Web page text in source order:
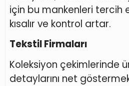
için bu mankenleri tercih
kısalır ve kontrol artar.
Tekstil Firmaları
Koleksiyon çekimlerinde
detaylarını net göstermek